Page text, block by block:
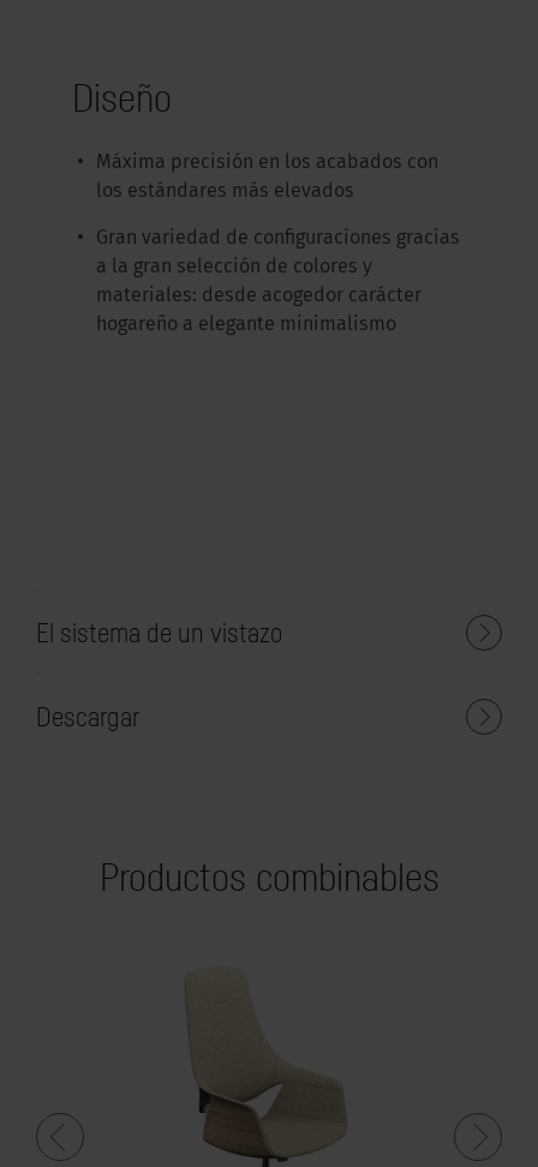
Diseño
Máxima precisión en los acabados con
los estándares más elevados
Gran variedad de configuraciones gracias
a la gran selección de colores y
materiales: desde acogedor carácter
hogareño a elegante minimalismo
El sistema de un vistazo
Descargar
Productos combinables